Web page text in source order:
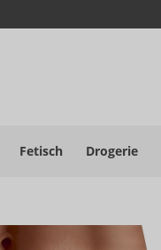
Fetisch Drogerie